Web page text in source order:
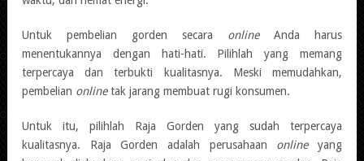
Untuk pembelian gorden secara online Anda harus
menentukannya dengan hati-hati. Pilihlah yang memang
terpercaya dan terbukti kualitasnya. Meski memudahkan,
pembelian onlinetak jarang membuat rugi konsumen.
Untuk itu, pilihlah Raja Gorden yang sudah terpercaya
kualitasnya. Raja Gorden adalah perusahaan onlineyang